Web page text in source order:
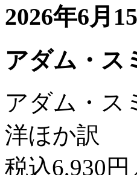
2026年6月
アダム・
アダム・ス
洋ほか訳
税込6,930